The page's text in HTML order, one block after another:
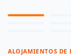
ALOJAMIENTOS DE